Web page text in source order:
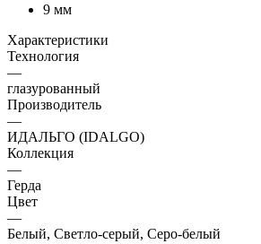
9 мм
Характеристики
Технология
—
глазурованный
Производитель
—
ИДАЛЬГО (IDALGO)
Коллекция
—
Герда
Цвет
—
Белый, Светло-серый, Серо-белый